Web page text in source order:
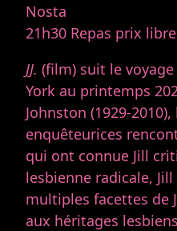
Nosta
21h30 Repas prix libre
JJ. (film) suit le voyage
York au printemps
Johnston (1929-
enquêteurices
qui ont connue Jill
lesbienne radicale,
multiples facettes de
aux héritages